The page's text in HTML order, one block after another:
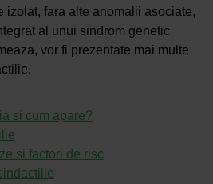
izolat, fara alte anomalii asociate,
al unui sindrom genetic
vor fi prezentate mai multe
si cum apare?
si factori de risc